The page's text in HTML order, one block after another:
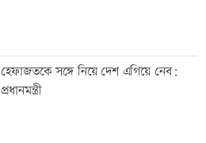
হেফাজতকে সঙ্গে নিয়ে দেশ এগিয়ে নেব:
প্রধানমন্ত্রী